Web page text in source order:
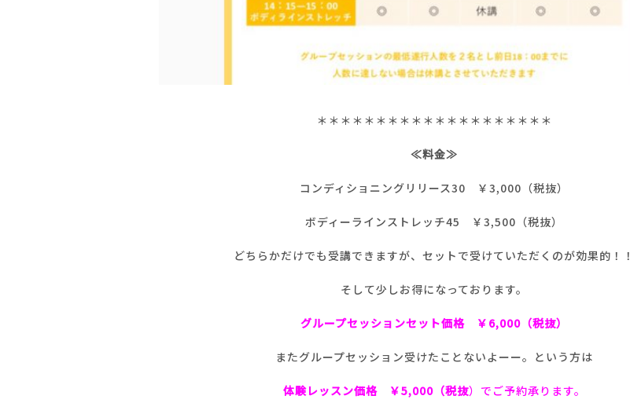
＊＊＊＊＊＊＊＊＊＊＊＊＊＊＊＊＊＊＊＊
≪料金≫
コンディショニングリリース30 ￥3,000（税抜）
ボディーラインストレッチ45 ￥3,500（税抜）
どちらかだけでも受講できますが、セットで受けていただくのが効果的！！
そして少しお得になっております。
グループセッションセット価格 ￥6,000（税抜）
またグループセッション受けたことないよーー。という方は
体験レッスン価格 ￥5,000（税抜）でご予約承ります。